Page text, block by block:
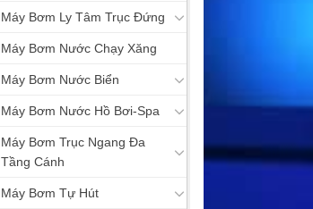
Máy Bơm Ly Tâm Trục Đứng
Máy Bơm Nước Chạy Xăng
Máy Bơm Nước Biển
Máy Bơm Nước Hồ Bơi-Spa
Máy Bơm Trục Ngang Đa
Tầng Cánh
Máy Bơm Tự Hút